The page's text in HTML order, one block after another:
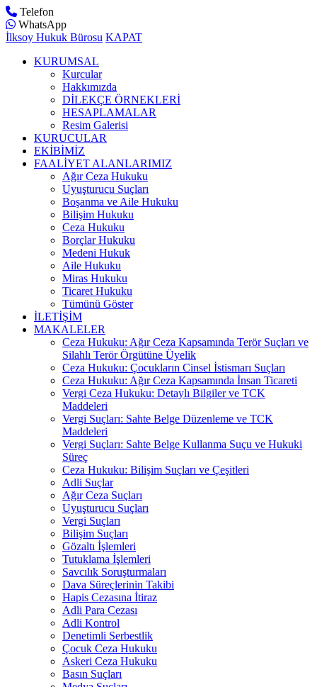
Telefon
WhatsApp
İlksoy Hukuk Bürosu KAPAT
KURUMSAL
Kurcular
Hakkımızda
DİLEKÇE ÖRNEKLERİ
HESAPLAMALAR
Resim Galerisi
KURUCULAR
EKİBİMİZ
FAALİYET ALANLARIMIZ
Ağır Ceza Hukuku
Uyuşturucu Suçları
Boşanma ve Aile Hukuku
Bilişim Hukuku
Ceza Hukuku
Borçlar Hukuku
Medeni Hukuk
Aile Hukuku
Miras Hukuku
Ticaret Hukuku
Tümünü Göster
İLETİŞİM
MAKALELER
Ceza Hukuku: Ağır Ceza Kapsamında Terör Suçları ve
Silahlı Terör Örgütüne Üyelik
Ceza Hukuku: Çocukların Cinsel İstismarı Suçları
Ceza Hukuku: Ağır Ceza Kapsamında İnsan Ticareti
Vergi Ceza Hukuku: Detaylı Bilgiler ve TCK
Maddeleri
Vergi Suçları: Sahte Belge Düzenleme ve TCK
Maddeleri
Vergi Suçları: Sahte Belge Kullanma Suçu ve Hukuki
Süreç
Ceza Hukuku: Bilişim Suçları ve Çeşitleri
Adli Suçlar
Ağır Ceza Suçları
Uyuşturucu Suçları
Vergi Suçları
Bilişim Suçları
Gözaltı İşlemleri
Tutuklama İşlemleri
Savcılık Soruşturmaları
Dava Süreçlerinin Takibi
Hapis Cezasına İtiraz
Adli Para Cezası
Adli Kontrol
Denetimli Serbestlik
Çocuk Ceza Hukuku
Askeri Ceza Hukuku
Basın Suçları